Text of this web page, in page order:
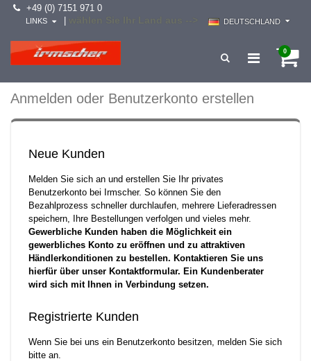
+49 (0) 7151 971 0
DEUTSCHLAND
LINKS
0
Anmelden oder Benutzerkonto erstellen
Neue Kunden
Melden Sie sich an und erstellen Sie Ihr privates
Benutzerkonto bei Irmscher. So können Sie den
Bezahlprozess schneller durchlaufen, mehrere Lieferadressen
speichern, Ihre Bestellungen verfolgen und vieles mehr.
Gewerbliche Kunden haben die Möglichkeit ein
gewerbliches Konto zu eröffnen und zu attraktiven
Händlerkonditionen zu bestellen. Kontaktieren Sie uns
hierfür über unser Kontaktformular. Ein Kundenberater
wird sich mit Ihnen in Verbindung setzen.
Registrierte Kunden
Wenn Sie bei uns ein Benutzerkonto besitzen, melden Sie sich
bitte an.